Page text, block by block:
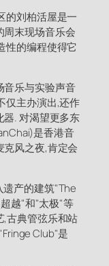
的刘柏活屋是一
周末现场音乐会
性的编程使得它
音乐与实验声音
仅主办演出,还作
. 对渴望更多东
是香港音
风之夜,肯定会
遗产的建筑"The
越"和"太极"等
,古典管弦乐和站
Club"是